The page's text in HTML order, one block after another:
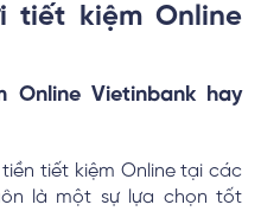
tiết kiệm Online
Online Vietinbank hay
tiết kiệm Online tại các
là một sự lựa chọn tốt